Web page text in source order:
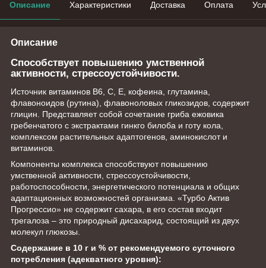
Описание Характеристики Доставка Оплата
Описание
Способствует повышению умственной
активности, стрессоустойчивости.
Источник витаминов В6, С, Е, кофеина, глутамина,
флавоноидов (рутина), флавоноловых гликозидов, содержит
глицин. Представляет собой сочетание гриба ежовика
гребенчатого с экстрактами гинкго билоба и готу кола,
комплексом растительных адаптогенов, аминокислот и
витаминов.
Компоненты комплекса способствуют повышению
умственной активности, стрессоустойчивости,
работоспособности, энергетического потенциала и общих
адаптационных возможностей организма. «Турбо Актив
Прогрессио» не содержит сахара, в его состав входит
трегалоза – это природный дисахарид, состоящий из двух
молекул глюкозы.
Содержание в 10 г и % от рекомендуемого суточного
потребления (адекватного уровня):